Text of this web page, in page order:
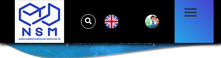
“นิทรรศการยุคมนุษย์ครองโลก”
(ANTHROPOCENE)